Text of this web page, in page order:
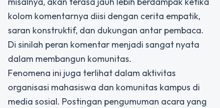
kolom komentarnya diisi dengan cerita empatik,
saran konstruktif, dan dukungan antar pembaca.
Di sinilah peran komentar menjadi sangat nyata
dalam membangun komunitas.
Fenomena ini juga terlihat dalam aktivitas
organisasi mahasiswa dan komunitas kampus di
media sosial. Postingan pengumuman acara yang